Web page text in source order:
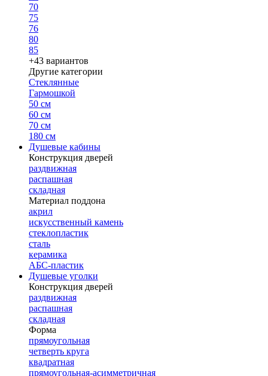
70
75
76
80
85
+43 вариантов
Другие категории
Стеклянные
Гармошкой
50 см
60 см
70 см
180 см
Душевые кабины
Конструкция дверей
раздвижная
распашная
складная
Материал поддона
акрил
искусственный камень
стеклопластик
сталь
керамика
АБС-пластик
Душевые уголки
Конструкция дверей
раздвижная
распашная
складная
Форма
прямоугольная
четверть круга
квадратная
прямоугольная-асимметричная